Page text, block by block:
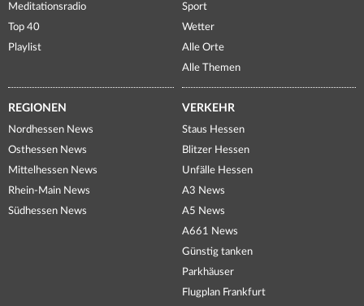
Meditationsradio
Top 40
Playlist
Sport
Wetter
Alle Orte
Alle Themen
REGIONEN
Nordhessen News
Osthessen News
Mittelhessen News
Rhein-Main News
Südhessen News
VERKEHR
Staus Hessen
Blitzer Hessen
Unfälle Hessen
A3 News
A5 News
A661 News
Günstig tanken
Parkhäuser
Flugplan Frankfurt